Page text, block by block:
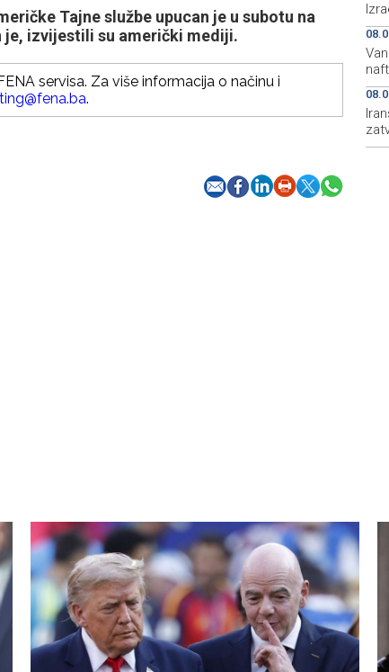
Tajne službe upucan je u subotu na
izvijestili su američki mediji.
servisa. Za više informacija o načinu i
.